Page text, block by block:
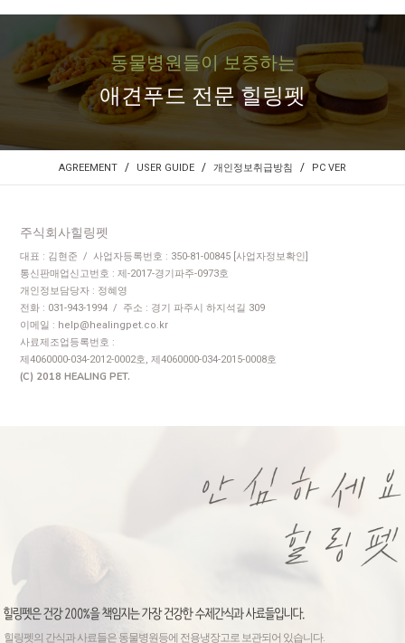
동물병원들이 보증하는
애견푸드 전문 힐링펫
AGREEMENT / USER GUIDE / 개인정보취급방침 / PC VER
주식회사힐링펫
대표 : 김현준 / 사업자등록번호 : 350-81-00845 [사업자정보확인]
통신판매업신고번호 : 제-2017-경기파주-0973호
개인정보담당자 : 정혜영
전화 : 031-943-1994 / 주소 : 경기 파주시 하지석길 309
이메일 : help@healingpet.co.kr
사료제조업등록번호 :
제4060000-034-2012-0002호, 제4060000-034-2015-0008호
(C) 2018 HEALING PET.
힐링펫의 간식과 사료들은 동물병원등에 전용냉장고로 보관되어 있습니다.